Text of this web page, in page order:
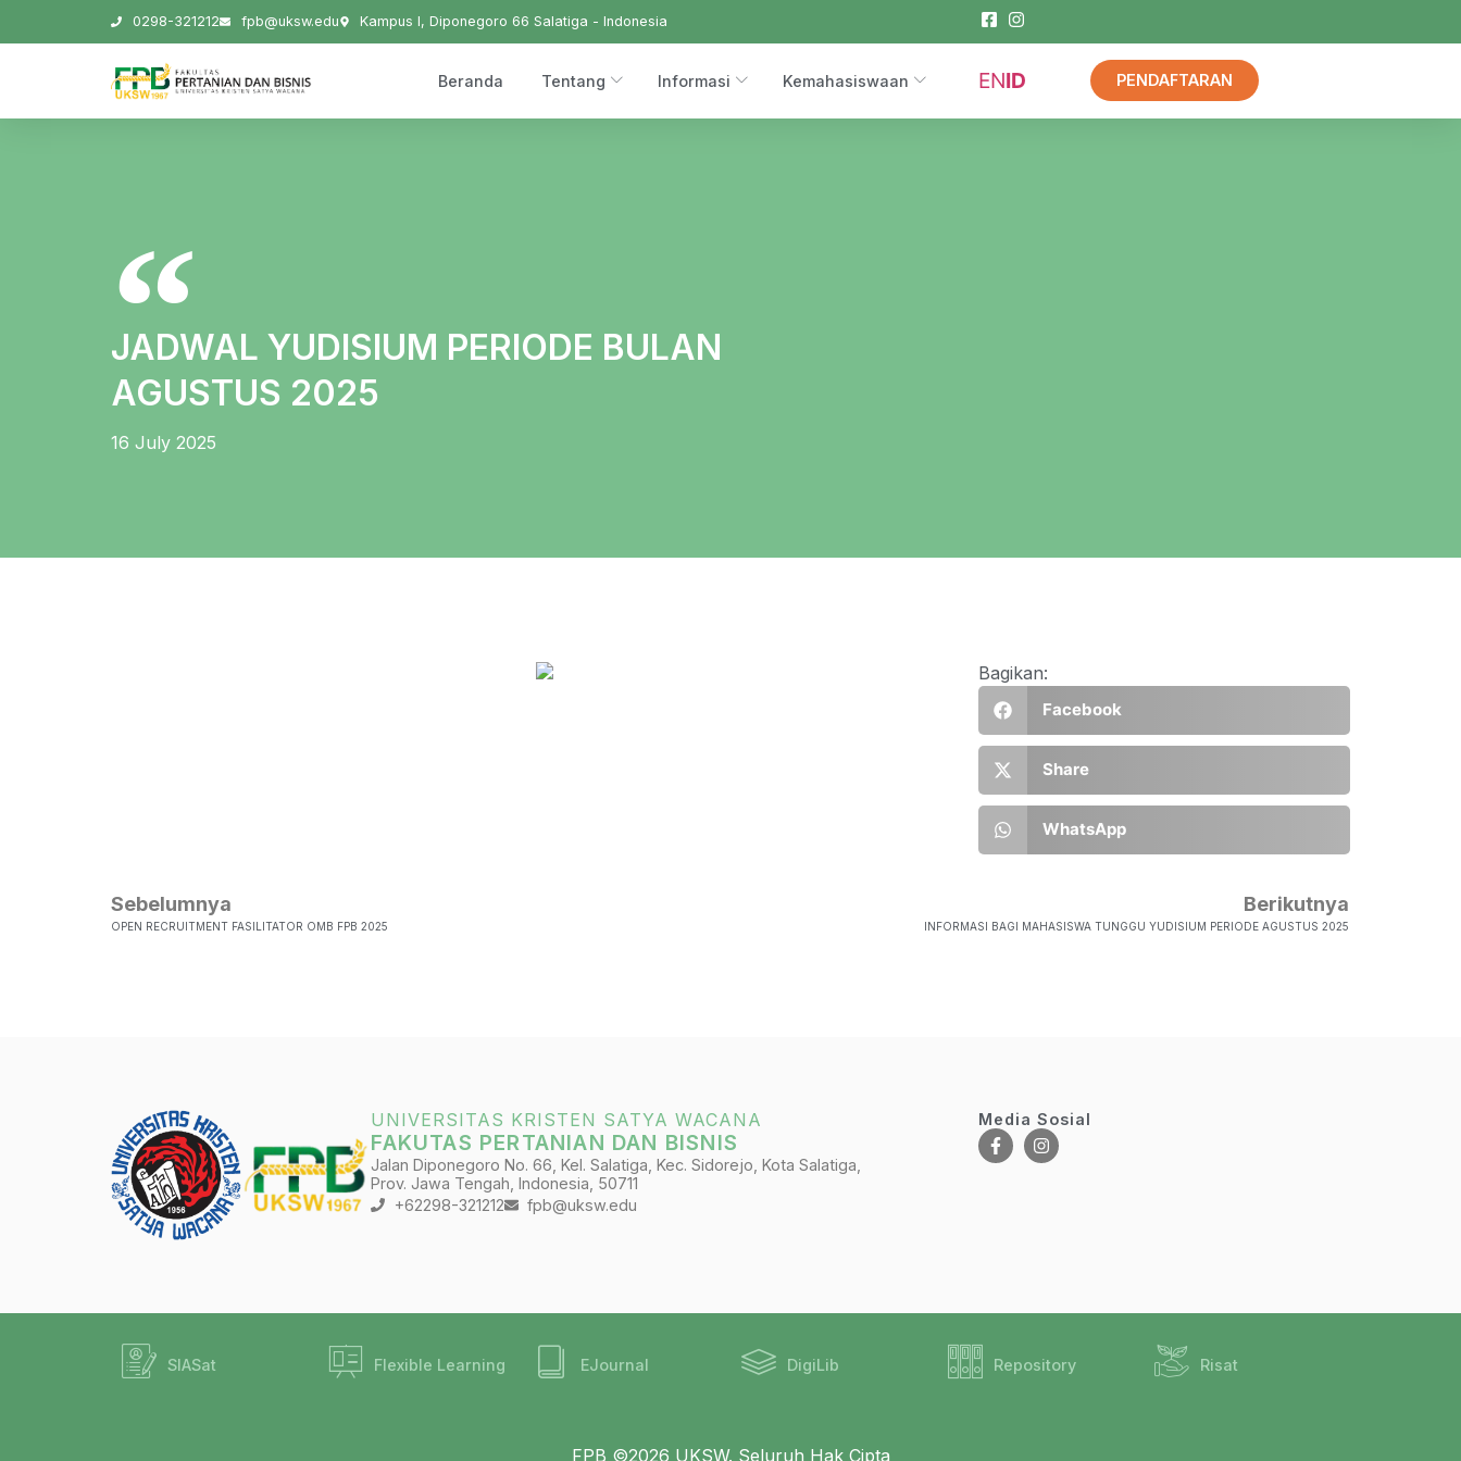
0298-321212 fpb@uksw.edu Kampus I, Diponegoro 66 Salatiga - Indonesia
Beranda Tentang Informasi Kemahasiswaan ENID PENDAFTARAN
JADWAL YUDISIUM PERIODE BULAN
AGUSTUS 2025
16 July 2025
Bagikan:
Facebook
Share
WhatsApp
Sebelumnya
OPEN RECRUITMENT FASILITATOR OMB FPB 2025
Berikutnya
INFORMASI BAGI MAHASISWA TUNGGU YUDISIUM PERIODE AGUSTUS 2025
UNIVERSITAS KRISTEN SATYA WACANA
FAKUTAS PERTANIAN DAN BISNIS
Jalan Diponegoro No. 66, Kel. Salatiga, Kec. Sidorejo, Kota Salatiga,
Prov. Jawa Tengah, Indonesia, 50711
+62298-321212
fpb@uksw.edu
Media Sosial
SIASat Flexible Learning EJournal DigiLib Repository Risat
FPB ©2026 UKSW. Seluruh Hak Cipta